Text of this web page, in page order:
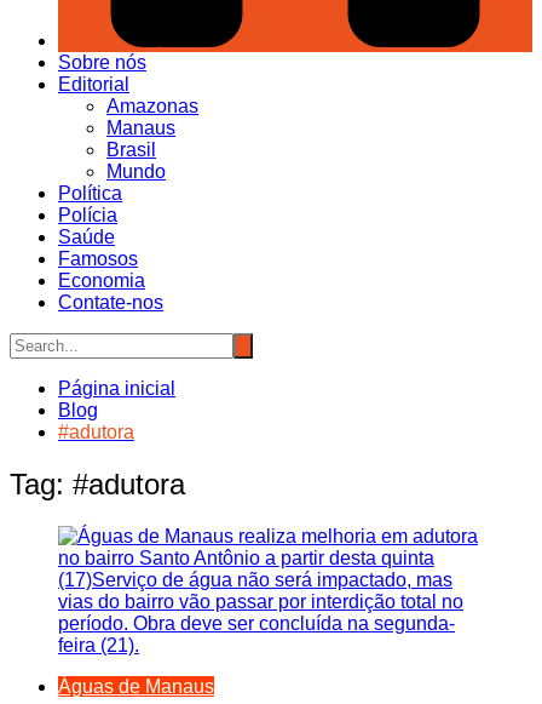
Sobre nós
Editorial
Amazonas
Manaus
Brasil
Mundo
Política
Polícia
Saúde
Famosos
Economia
Contate-nos
Página inicial
Blog
#adutora
Tag: #adutora
Águas de Manaus